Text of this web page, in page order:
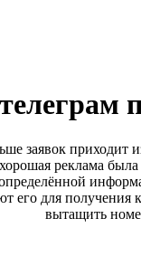
заявок приходит
реклама была
его для
вытащить